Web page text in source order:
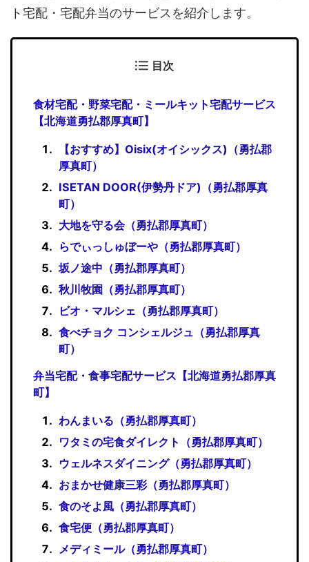
ト宅配・宅配弁当のサービスを紹介します。
目次
食材宅配・野菜宅配・ミールキット宅配サービス
【北海道勇払郡厚真町】
【おすすめ】Oisix(オイシックス)（勇払郡
厚真町）
ISETAN DOOR(伊勢丹ドア)（勇払郡厚真
町）
大地を守る会（勇払郡厚真町）
らでぃっしゅぼーや（勇払郡厚真町）
坂ノ途中（勇払郡厚真町）
秋川牧園（勇払郡厚真町）
ビオ・マルシェ（勇払郡厚真町）
食べチョク コンシェルジュ（勇払郡厚真
町）
弁当宅配・食事宅配サービス【北海道勇払郡厚真
町】
わんまいる（勇払郡厚真町）
ワタミの宅食ダイレクト（勇払郡厚真町）
ウェルネスダイニング（勇払郡厚真町）
おまかせ健康三彩（勇払郡厚真町）
食のそよ風（勇払郡厚真町）
食宅便（勇払郡厚真町）
メディミール（勇払郡厚真町）